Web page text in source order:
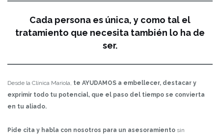
Cada persona es única, y como tal el
tratamiento que necesita también lo ha de
ser.
Desde la Clínica Mariola, te AYUDAMOS a embellecer, destacar y
exprimir todo tu potencial, que el paso del tiempo se convierta
en tu aliado.
Pide cita y habla con nosotros para un asesoramiento sin